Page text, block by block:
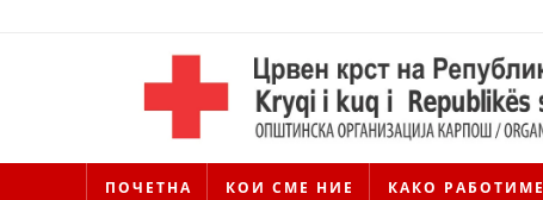
ПОЧЕТНА КОИ СМЕ НИЕ КАКО РАБОТИМЕ